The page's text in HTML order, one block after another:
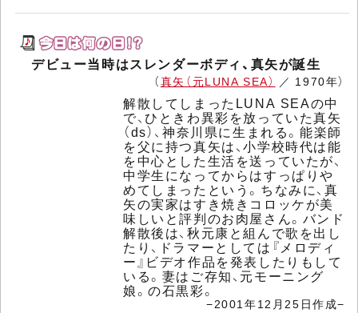
デビュー当時はスレンダーボディ、真矢が誕生
（真矢（元LUNA SEA） ／ 1970年）
解散してしまったLUNA SEAの中
で、ひときわ異彩を放っていた真矢
（ds）、神奈川県に生まれる。能楽師
を父に持つ真矢は、小学校時代は能
を中心とした生活を送っていたが、
中学生になってからはすっぱりや
めてしまったという。ちなみに、真
矢の実家はすき焼きコロッケが美
味しいと評判のお肉屋さん。バンド
解散後は、秋元康と組んで歌を出し
たり、ドラマーとしては『メロディ
ー』ビデオ作品を発表したりもして
いる。妻はご存知、元モーニング
娘。の石黒彩。
−2001年12月25日作成−